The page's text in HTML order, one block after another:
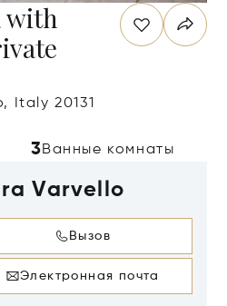
with
Italy 20131
3Ванные комнаты
Varvello
Вызов
Электронная почта